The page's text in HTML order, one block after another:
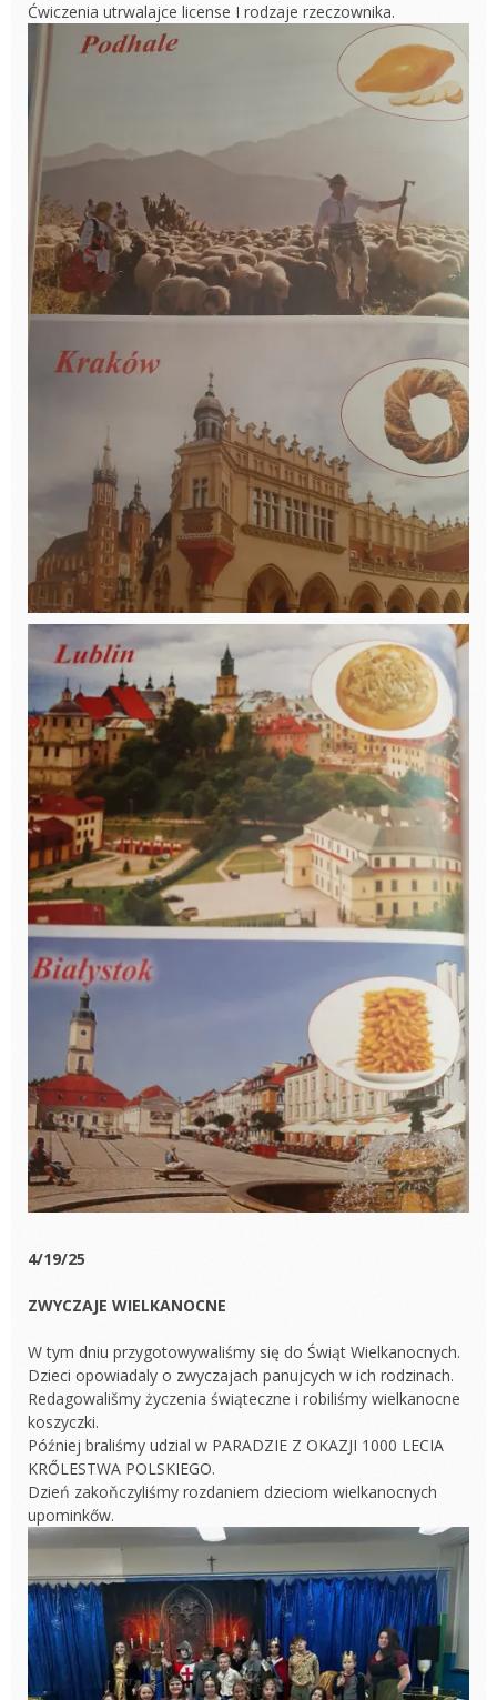
Ćwiczenia utrwalajce license I rodzaje rzeczownika.
4/19/25
ZWYCZAJE WIELKANOCNE
W tym dniu przygotowywaliśmy się do Świąt Wielkanocnych.
Dzieci opowiadaly o zwyczajach panujcych w ich rodzinach.
Redagowališmy życzenia świąteczne i robiliśmy wielkanocne
koszyczki.
Później braliśmy udzial w PARADZIE Z OKAZJI 1000 LECIA
KRŐLESTWA POLSKIEGO.
Dzień zakoňczyliśmy rozdaniem dzieciom wielkanocnych
upominkőw.